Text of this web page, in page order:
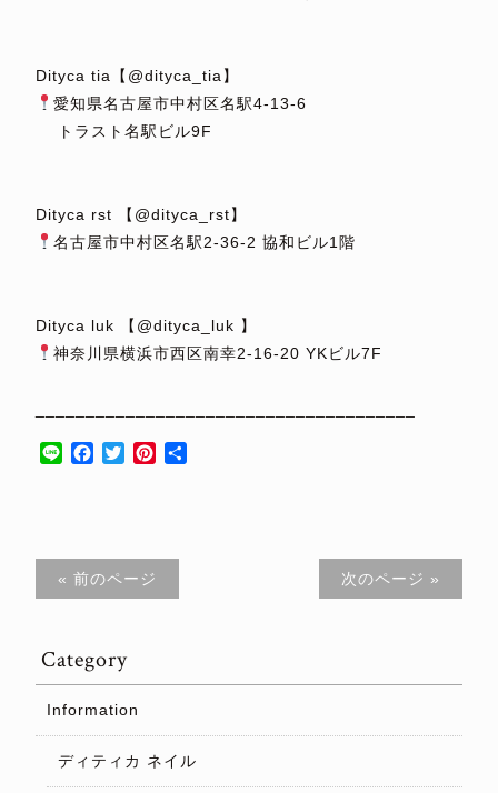
Dityca tia【@dityca_tia】
愛知県名古屋市中村区名駅4-13-6
トラスト名駅ビル9F
Dityca rst 【@dityca_rst】
名古屋市中村区名駅2-36-2 協和ビル1階
Dityca luk 【@dityca_luk 】
神奈川県横浜市西区南幸2-16-20 YKビル7F
Line Facebook
TwitterPinterest
« 前のページ 次のページ »
Category
Information
ディティカ ネイル